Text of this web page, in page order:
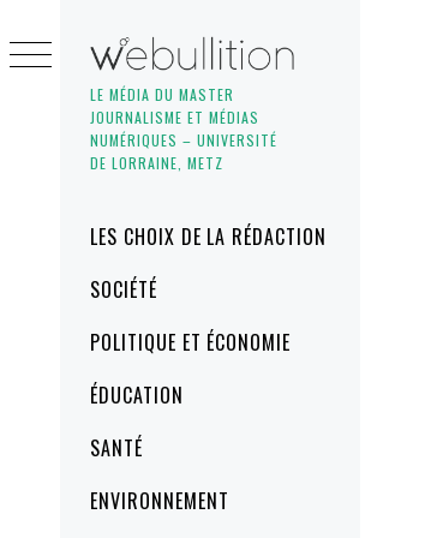
LE MÉDIA DU MASTER
JOURNALISME ET MÉDIAS
NUMÉRIQUES – UNIVERSITÉ
DE LORRAINE, METZ
MenuLES CHOIX DE LA RÉDACTION
SOCIÉTÉ
POLITIQUE ET ÉCONOMIE
ÉDUCATION
SANTÉ
ENVIRONNEMENT
to
content